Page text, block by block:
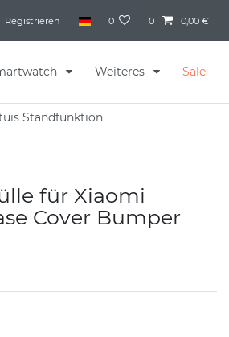
Registrieren 0 0 0,00 €
Weiteres Sale
Standfunktion
für Xiaomi
Cover Bumper